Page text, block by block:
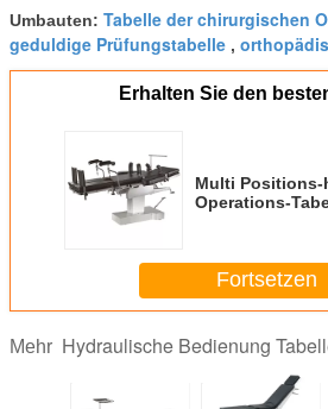
Umbauten: Tabelle der chirurgischen
geduldige Prüfungstabelle ,
Erhalten Sie den
Multi
Operations-
Fortsetzen
Mehr Hydraulische Bedienung